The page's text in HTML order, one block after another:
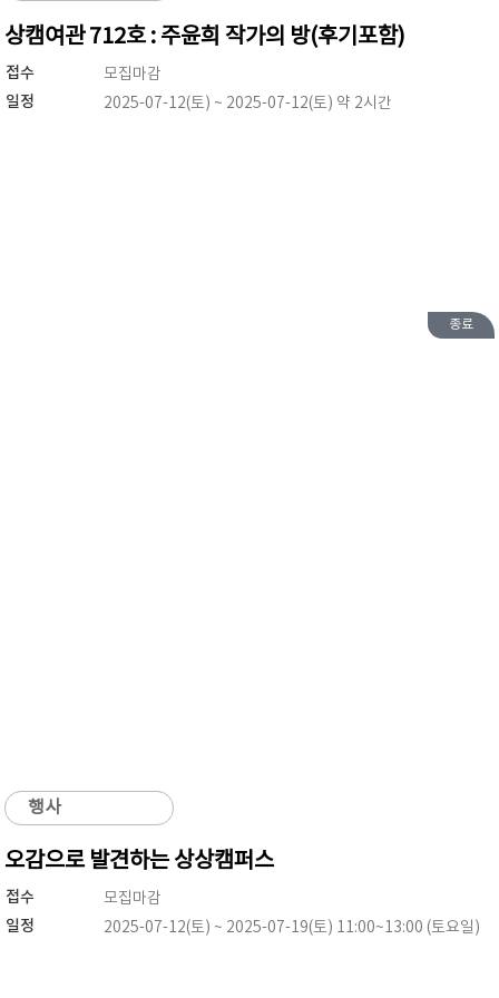
상캠여관 712호 : 주윤희 작가의 방(후기포함)
접수 모집마감
일정 2025-07-12(토) ~ 2025-07-12(토) 약 2시간
종료
행사
오감으로 발견하는 상상캠퍼스
접수 모집마감
일정 2025-07-12(토) ~ 2025-07-19(토) 11:00~13:00 (토요일)